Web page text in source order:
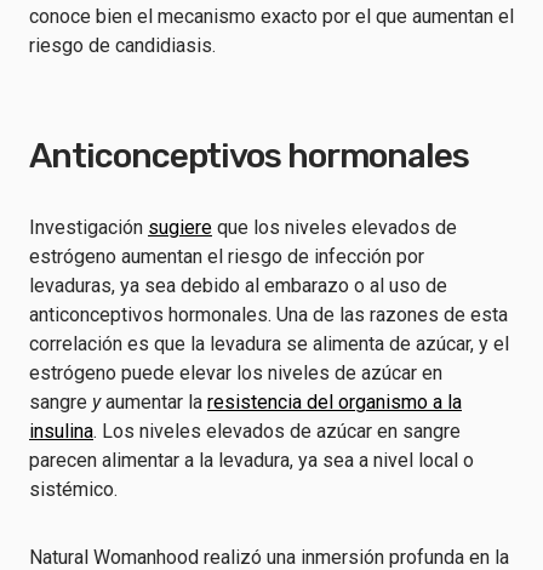
conoce bien el mecanismo exacto por el que aumentan el
riesgo de candidiasis.
Anticonceptivos hormonales
Investigación sugiere que los niveles elevados de
estrógeno aumentan el riesgo de infección por
levaduras, ya sea debido al embarazo o al uso de
anticonceptivos hormonales. Una de las razones de esta
correlación es que la levadura se alimenta de azúcar, y el
estrógeno puede elevar los niveles de azúcar en
sangre yaumentar la resistencia del organismo a la
insulina. Los niveles elevados de azúcar en sangre
parecen alimentar a la levadura, ya sea a nivel local o
sistémico.
Natural Womanhood realizó una inmersión profunda en la